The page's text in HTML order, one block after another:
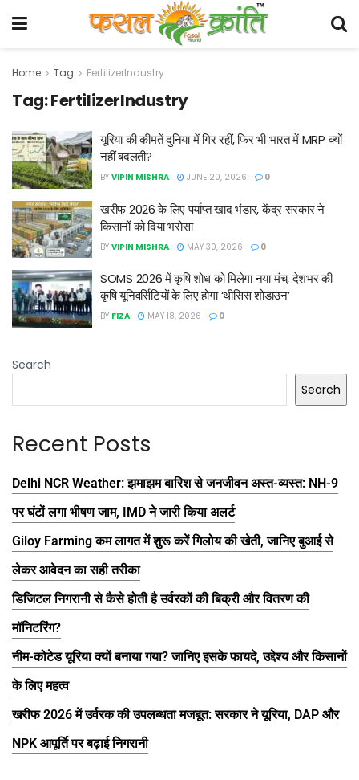
Home Tag FertilizerIndustry
Tag:FertilizerIndustry
यूरिया की कीमतें दुनिया में गिर रहीं, फिर भी भारत में MRP क्यों
नहीं बदलती?
BY VIPIN MISHRA JUNE 20, 2026 0
खरीफ 2026 के लिए पर्याप्त खाद भंडार, केंद्र सरकार ने
किसानों को दिया भरोसा
BY VIPIN MISHRA MAY 30, 2026 0
SOMS 2026 में कृषि शोध को मिलेगा नया मंच, देशभर की
कृषि यूनिवर्सिटियों के लिए होगा ‘थीसिस शोडाउन’
BY FIZA MAY 18, 2026 0
Search
Search
Recent Posts
Delhi NCR Weather: झमाझम बारिश से जनजीवन अस्त-व्यस्त: NH-9
पर घंटों लगा भीषण जाम, IMD ने जारी किया अलर्ट
Giloy Farming कम लागत में शुरू करें गिलोय की खेती, जानिए बुआई से
लेकर आवेदन का सही तरीका
डिजिटल निगरानी से कैसे होती है उर्वरकों की बिक्री और वितरण की
मॉनिटरिंग?
नीम-कोटेड यूरिया क्यों बनाया गया? जानिए इसके फायदे, उद्देश्य और किसानों
के लिए महत्व
खरीफ 2026 में उर्वरक की उपलब्धता मजबूत: सरकार ने यूरिया, DAP और
NPK आपूर्ति पर बढ़ाई निगरानी